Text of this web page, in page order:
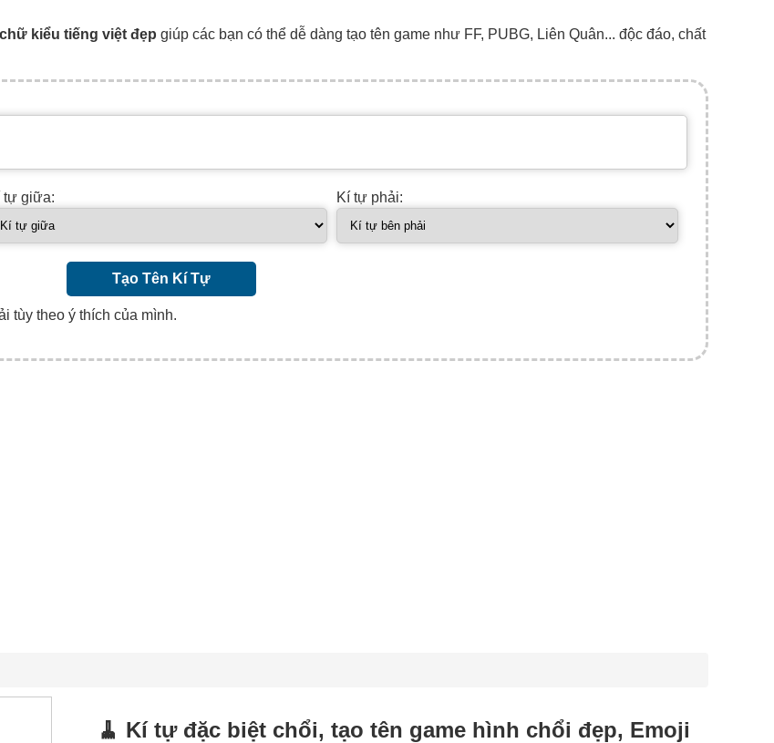
chữ kiểu tiếng việt đẹp giúp các bạn có thể dễ dàng tạo tên game như FF, PUBG, Liên Quân... độc đáo, chất
tự giữa: Kí tự phải:
Tạo Tên Kí Tự
tùy theo ý thích của mình.
🧹 Kí tự đặc biệt chổi, tạo tên game hình chổi đẹp, Emoji